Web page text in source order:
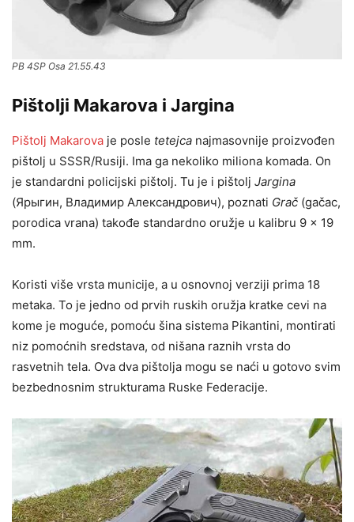
PB 4SP Osa 21.55.43
Pištolji Makarova i Jargina
Pištolj Makarova je posle tetejca najmasovnije proizvođen
pištolj u SSSR/Rusiji. Ima ga nekoliko miliona komada. On
je standardni policijski pištolj. Tu je i pištolj Jargina
(Ярыгин, Владимир Александрович), poznati Grač (gačac,
porodica vrana) takođe standardno oružje u kalibru 9 x 19
mm.
Koristi više vrsta municije, a u osnovnoj verziji prima 18
metaka. To je jedno od prvih ruskih oružja kratke cevi na
kome je moguće, pomoću šina sistema Pikantini, montirati
niz pomoćnih sredstava, od nišana raznih vrsta do
rasvetnih tela. Ova dva pištolja mogu se naći u gotovo svim
bezbednosnim strukturama Ruske Federacije.